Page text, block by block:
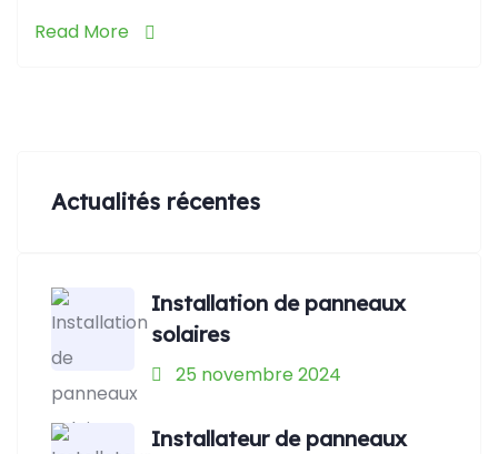
Read More
Actualités récentes
Installation de panneaux
solaires
25 novembre 2024
Installateur de panneaux